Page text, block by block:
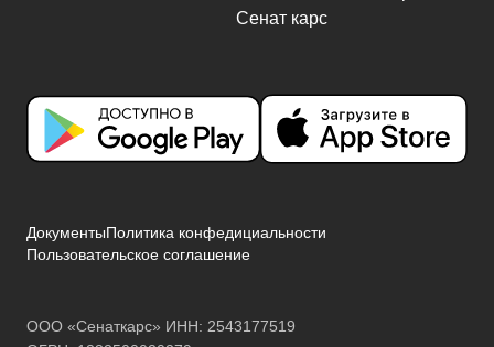
ДокументыПолитика конфедициальности
Пользовательское соглашение
ООО «Сенаткарс» ИНН: 2543177519